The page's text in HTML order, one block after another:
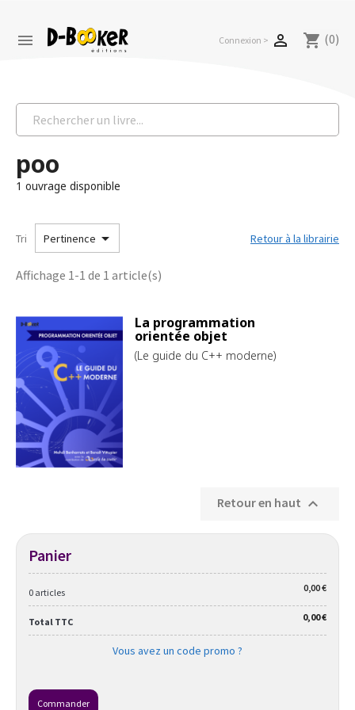
 Connexion >  shopping_cart (0)
poo
1 ouvrage disponible
Tri Pertinence  Retour à la librairie
Affichage 1-1 de 1 article(s)
La programmation
orientée objet
(Le guide du C++ moderne)
Retour en haut 
Panier
0 articles 0,00 €
Total TTC 0,00 €
Vous avez un code promo ?
Commander